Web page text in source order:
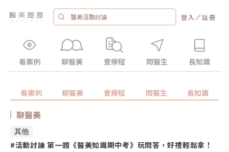
登入 ／註冊
看案例 聊醫美 查療程 問醫生 長知識
看案例 聊醫美 查療程 問醫生 長知識
聊醫美
其他
#活動討論 第一週《醫美知識期中考》玩問答，好禮輕鬆拿！